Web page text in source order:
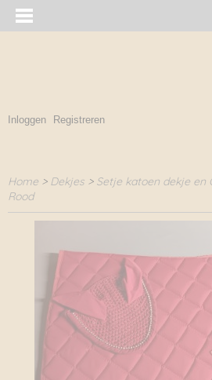
Inloggen Registreren
Home > Dekjes > Setje katoen dekje en
Rood